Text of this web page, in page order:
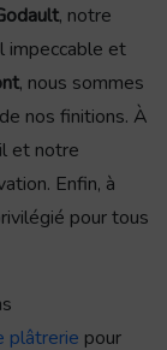
, notre
impeccable et
, nous sommes
nos finitions. À
et notre
Enfin, à
pour tous
plâtrerie pour